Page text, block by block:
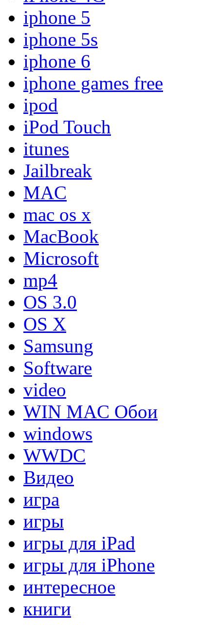
iphone 5
iphone 5s
iphone 6
iphone games free
ipod
iPod Touch
itunes
Jailbreak
MAC
mac os x
MacBook
Microsoft
mp4
OS 3.0
OS X
Samsung
Software
video
WIN MAC Обои
windows
WWDC
Видео
игра
игры
игры для iPad
игры для iPhone
интересное
книги